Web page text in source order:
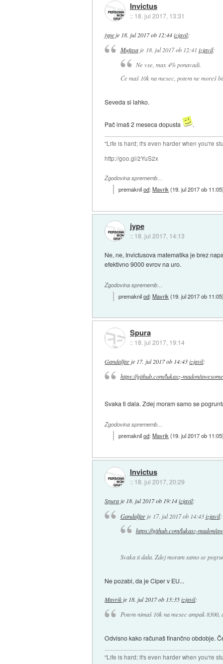
Invictus
:: 18. jul 2017, 13:31
jype je 18. jul 2017 ob 12:44 izjavil:
Mufasaje 18. jul 2017 ob 12:41 izjavil:
Ne vse, max 4% ponavadi.
Če maš 10k na mesec, potem ne moreš
Seveda si lahko.
Pač imaš 2 meseca dopusta .
"Life is hard; it's even harder when you're
http://goo.gl/2YuS2x
Zgodovina sprememb…
premaknilod:Mavrik(19. jul 2017 ob 11:05)
jype
:: 18. jul 2017, 14:13
Ne, ne, Invictusova matematika je brez
efektivno 9000 evrov na uro.
Zgodovina sprememb…
premaknilod:Mavrik (19. jul 2017 ob 11:05)
Spura
:: 18. jul 2017, 19:14
Gandalfar je 17. jul 2017 ob 14:43 izjavil:
https://github.com/lukasz-madon/
Svaka ti dala. Zdej moram samo se
Zgodovina sprememb…
premaknilod:Mavrik (19. jul 2017 ob 11:05)
Invictus
:: 18. jul 2017, 20:29
Spura je 18. jul 2017 ob 19:14 izjavil:
Gandalfarje 17. jul 2017 ob 14:43 izjavil:
https://github.com/lukasz-madon/
Svaka ti dala. Zdej moram samo se
Ne pozabi, da je Ciper v EU...
Mavrikje 18. jul 2017 ob 13:35 izjavil:
Potem nimaš 10k na mesec ampak 8300,
Odvisno kako računaš finančno obdobje.
"Life is hard; it's even harder when you're